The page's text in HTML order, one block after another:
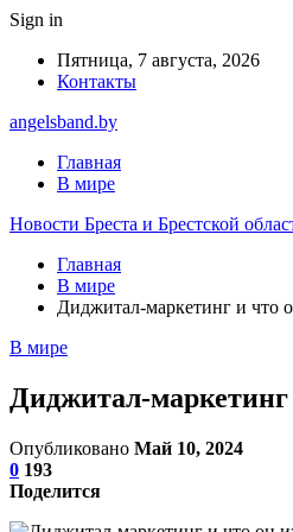
Sign in
Пятница, 7 августа, 2026
Контакты
angelsband.by
Главная
В мире
Новости Бреста и Брестской
Главная
В мире
Диджитал-маркетинг и что
В мире
Диджитал-маркетинг
Опубликовано Май 10, 2024
0 193
Поделится